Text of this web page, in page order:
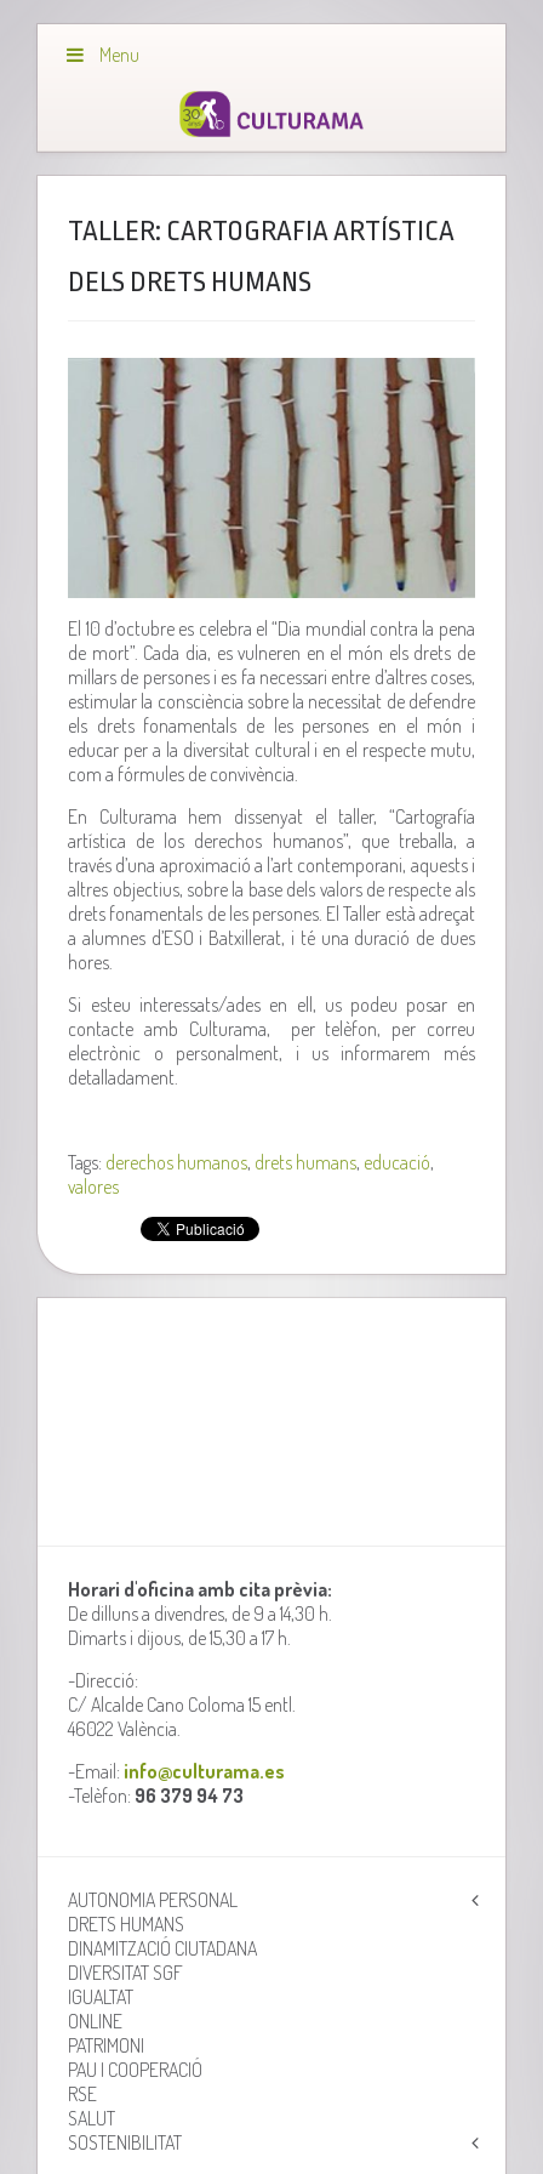
Menu
TALLER: CARTOGRAFIA ARTÍSTICA
DELS DRETS HUMANS
El 10 d’octubre es celebra el “Dia mundial contra la pena
de mort”. Cada dia, es vulneren en el món els drets de
millars de persones i es fa necessari entre d’altres coses,
estimular la consciència sobre la necessitat de defendre
els drets fonamentals de les persones en el món i
educar per a la diversitat cultural i en el respecte mutu,
com a fórmules de convivència.
En Culturama hem dissenyat el taller, “Cartografía
artística de los derechos humanos”, que treballa, a
través d’una aproximació a l’art contemporani, aquests i
altres objectius, sobre la base dels valors de respecte als
drets fonamentals de les persones. El Taller està adreçat
a alumnes d’ESO i Batxillerat, i té una duració de dues
hores.
Si esteu interessats/ades en ell, us podeu posar en
contacte amb Culturama, per telèfon, per correu
electrònic o personalment, i us informarem més
detalladament.
Tags: derechos humanos, drets humans, educació,
valores
Horari d'oficina amb cita prèvia:
De dilluns a divendres, de 9 a 14,30 h.
Dimarts i dijous, de 15,30 a 17 h.
-Direcció:
C/ Alcalde Cano Coloma 15 entl.
46022 València.
-Email: info@culturama.es
-Telèfon: 96 379 94 73
AUTONOMIA PERSONAL
DRETS HUMANS
DINAMITZACIÓ CIUTADANA
DIVERSITAT SGF
IGUALTAT
ONLINE
PATRIMONI
PAU I COOPERACIÓ
RSE
SALUT
SOSTENIBILITAT